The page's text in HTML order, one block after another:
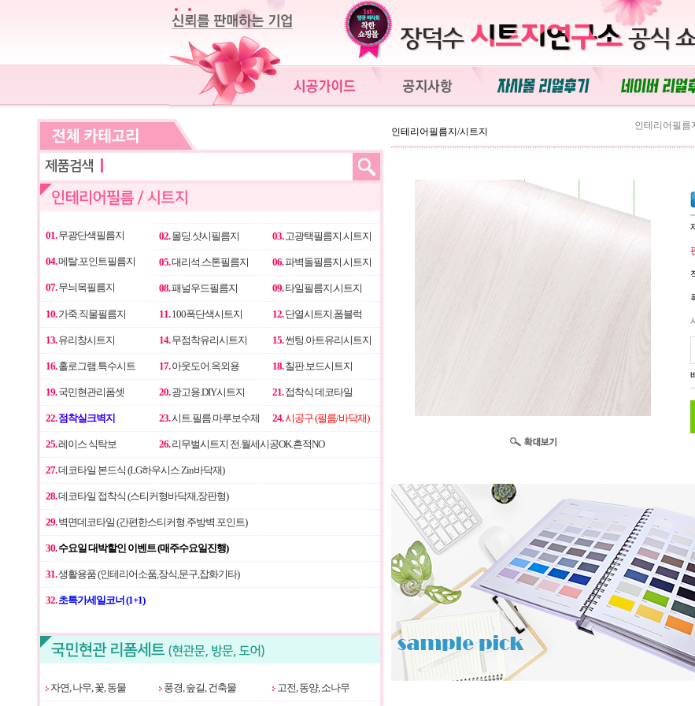
01.무광단색필름지 02.몰딩.샷시필름지 03.고광택필름지.시트지
04.메탈.포인트필름지 05.대리석.스톤필름지 06.파벽돌필름지.시트지
07.무늬목필름지 08.패널우드필름지 09.타일필름지.시트지
10.가죽.직물필름지 11.100폭단색시트지 12.단열시트지.폼블럭
13.유리창시트지 14.무점착유리시트지 15.썬팅.아트유리시트지
16.홀로그램.특수시트 17.아웃도어.옥외용 18.칠판.보드시트지
19.국민현관리폼셋 20.광고용.DIY시트지 21.접착식 데코타일
22. 점착실크벽지 23.시트.필름.마루보수제 24.시공구 (필름/바닥재)
25.레이스 식탁보 26.리무벌시트지 전.월세시공OK.흔적NO
27.데코타일 본드식 (LG하우시스 Zin바닥재)
28.데코타일 접착식 (스티커형바닥재,장판형)
29.벽면데코타일 (간편한스티커형.주방벽.포인트)
30.수요일 대박할인 이벤트 (매주수요일진행)
31.생활용품 (인테리어소품,장식,문구,잡화기타)
32.초특가세일코너 (1+1)
자연, 나무, 꽃, 동물 풍경, 숲길, 건축물 고전, 동양, 소나무
인테리어필름지/시트지
인테리어필름